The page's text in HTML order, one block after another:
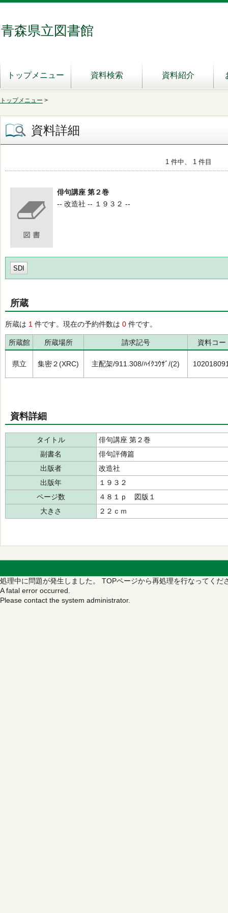
青森県立図書館
トップメニュー 資料検索 資料紹介
トップメニュー >
資料詳細
1 件中、 1 件目
俳句講座 第２巻
-- 改造社 -- １９３２ --
SDI
所蔵
所蔵は 1 件です。現在の予約件数は 0 件です。
所蔵館 所蔵場所 請求記号 資料コー
県立 集密２(XRC) 主配架/911.308/ﾊｲｸｺｳｻﾞ/(2)
資料詳細
タイトル
俳句講座 第２巻
副書名
俳句評傳篇
出版者
改造社
出版年
１９３２
ページ数
４８１ｐ 図版１
大きさ
２２ｃｍ
処理中に問題が発生しました。 TOPページから再処理を行なってくだ
A fatal error occurred.
Please contact the system administrator.